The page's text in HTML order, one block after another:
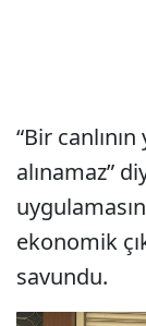
“Bir
alınamaz”
ekonomik
savundu.